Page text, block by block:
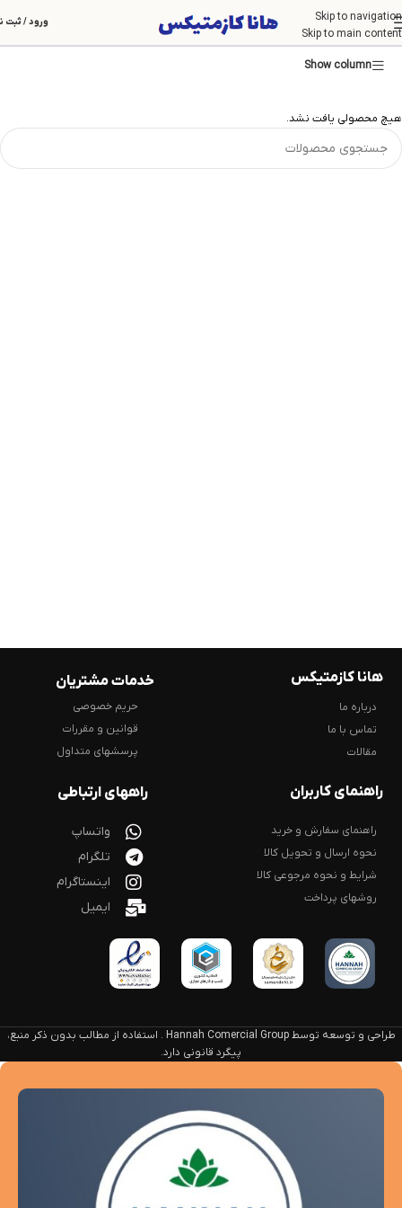
Skip to navigation
Skip to main content
ورود / ثبت نخ دندان
Show column
هیچ محصولی یافت نشد.
هانا کازمتیکس
درباره ما
تماس با ما
مقالات
خدمات مشتریان
حریم خصوصی
قوانین و مقررات
پرسشهای متداول
راهنمای کاربران
راهنمای سفارش و خرید
نحوه ارسال و تحویل کالا
شرایط و نحوه مرجوعی کالا
روشهای پرداخت
راههای ارتباطی
واتساپ
تلگرام
اینستاگرام
ایمیل
طراحی و توسعه توسط Hannah Comercial Group . استفاده از مطالب بدون ذکر منبع،
پیگرد قانونی دارد.